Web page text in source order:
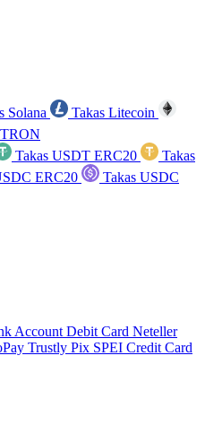
Solana
Takas Litecoin
Takas USDT ERC20
Takas
ERC20
Takas USDC
Account Debit Card Neteller
Trustly Pix SPEI Credit Card